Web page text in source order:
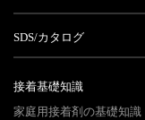
SDS/カタログ
接着基礎知識
家庭用接着剤の基礎知識